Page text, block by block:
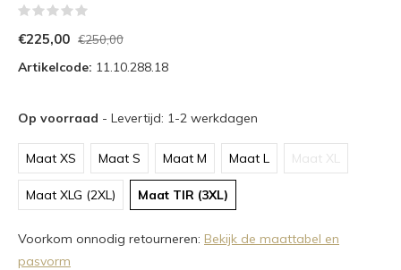
€225,00 €250,00
Artikelcode: 11.10.288.18
Op voorraad - Levertijd: 1-2 werkdagen
Maat XS Maat S Maat M Maat L Maat XL
Maat XLG (2XL) Maat TIR (3XL)
Voorkom onnodig retourneren: Bekijk de maattabel en
pasvorm